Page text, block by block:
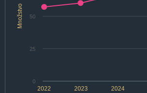
Množstvo
2022 2024
2023
0
25
50